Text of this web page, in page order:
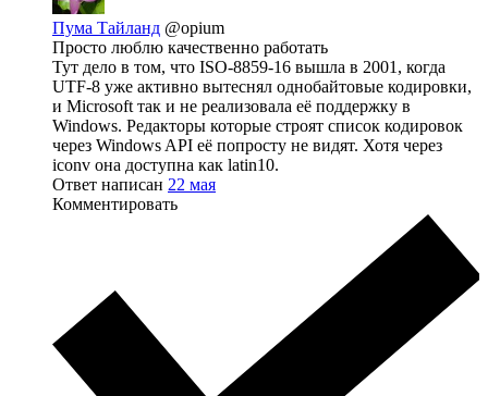
Пума Тайланд @opium
Просто люблю качественно работать
Тут дело в том, что ISO-8859-16 вышла в 2001, когда
UTF-8 уже активно вытеснял однобайтовые кодировки,
и Microsoft так и не реализовала её поддержку в
Windows. Редакторы которые строят список кодировок
через Windows API её попросту не видят. Хотя через
iconv она доступна как latin10.
Ответ написан 22 мая
Комментировать